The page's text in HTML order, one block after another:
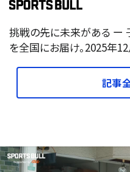
挑戦の先に未来がある ー
を全国にお届け。2025年
記事